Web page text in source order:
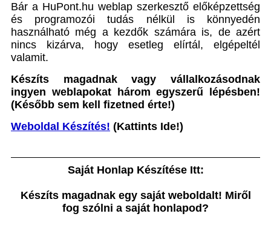
Bár a HuPont.hu weblap szerkesztő előképzettség
és programozói tudás nélkül is könnyedén
használható még a kezdők számára is, de azért
nincs kizárva, hogy esetleg elírtál, elgépeltél
valamit.
Készíts magadnak vagy vállalkozásodnak
ingyen weblapokat három egyszerű lépésben!
(Később sem kell fizetned érte!)
Weboldal Készítés! (Kattints Ide!)
Saját Honlap Készítése Itt:
Készíts magadnak egy saját weboldalt! Miről
fog szólni a saját honlapod?